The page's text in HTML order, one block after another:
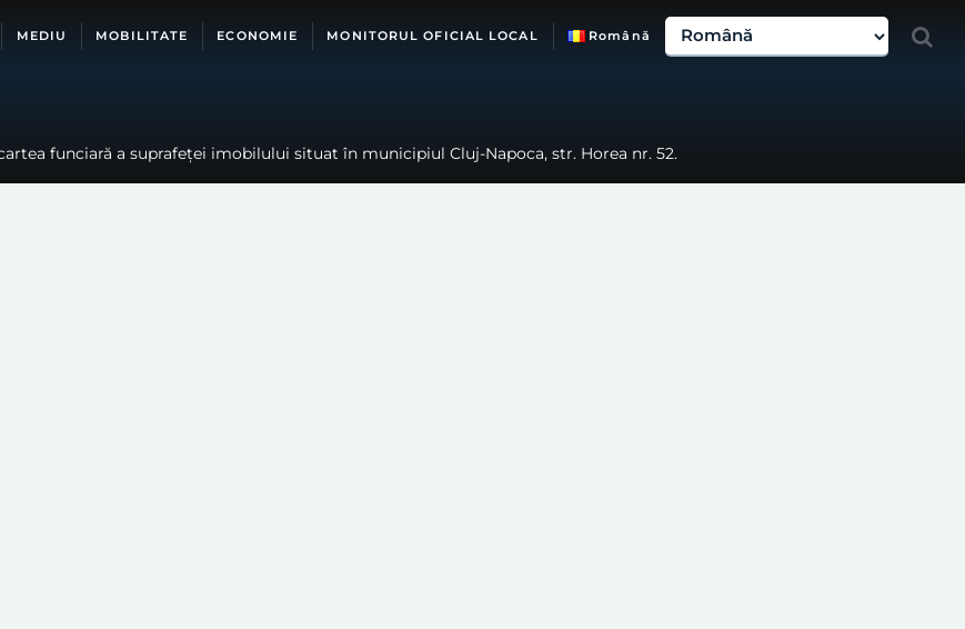
MEDIU MOBILITATE ECONOMIE MONITORUL OFICIAL LOCAL Română
funciară a suprafeței imobilului situat în municipiul Cluj-Napoca, str. Horea nr. 52.